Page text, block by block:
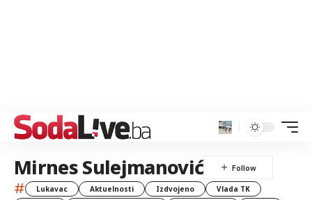
Mirnes Sulejmanović
# Lukavac Aktuelnosti Izdvojeno
Vlada TK